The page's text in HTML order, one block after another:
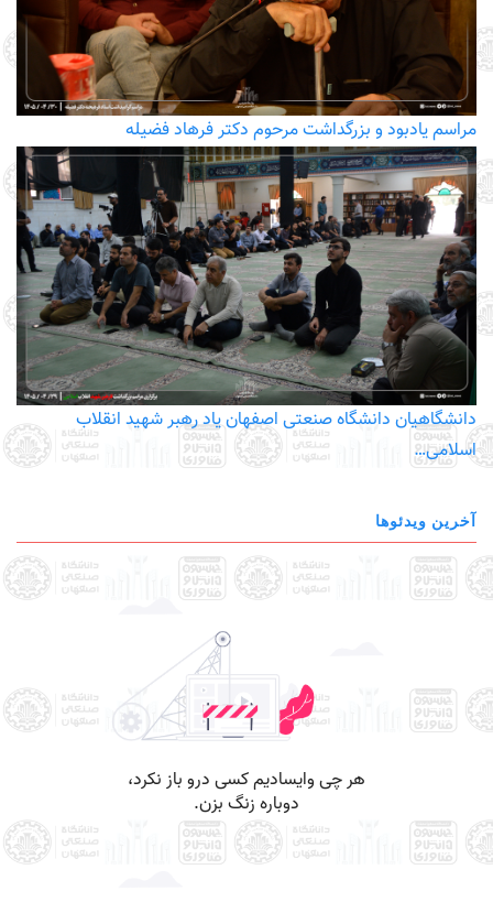
مراسم یادبود و بزرگداشت مرحوم دکتر فرهاد فضیله
دانشگاهیان دانشگاه صنعتی اصفهان یاد رهبر شهید انقلاب
اسلامی…
آخرین ویدئوها